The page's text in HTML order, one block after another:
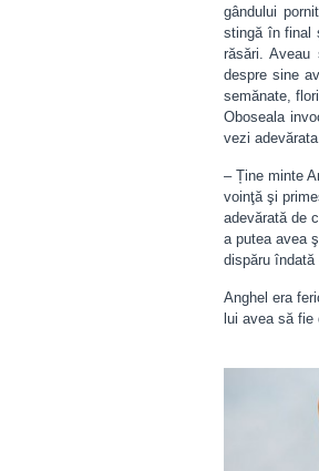
gândului
stingă în final
răsări. Aveau
despre sine
semănate,
Oboseala
vezi
– Ține minte
voinţă şi
adevărată de
a putea avea
dispăru
Anghel era
lui avea să